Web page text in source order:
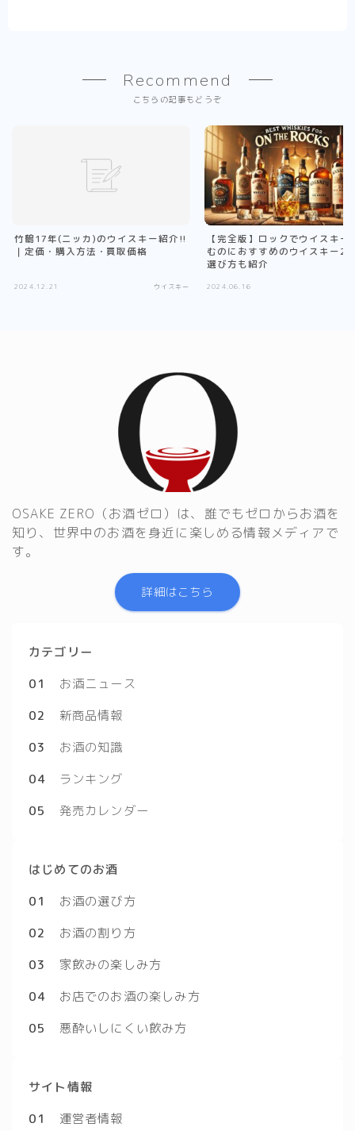
Recommend
こちらの記事もどうぞ
竹鶴17年(ニッカ)のウイスキー紹介!!
｜定価・購入方法・買取価格
2024.12.21 ウイスキー
【完全版】ロックでウイスキー
むのにおすすめのウイスキー20
選び方も紹介
2024.06.16
OSAKE ZERO（お酒ゼロ）は、誰でもゼロからお酒を
知り、世界中のお酒を身近に楽しめる情報メディアで
す。
詳細はこちら
カテゴリー
01
お酒ニュース
02
新商品情報
03
お酒の知識
04
ランキング
05
発売カレンダー
はじめてのお酒
01
お酒の選び方
02
お酒の割り方
03
家飲みの楽しみ方
04 お店でのお酒の楽しみ方
05
悪酔いしにくい飲み方
サイト情報
01
運営者情報